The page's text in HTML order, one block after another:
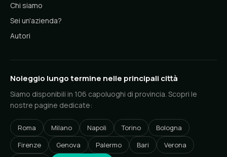
Chi siamo
Sei un'azienda?
Autori
Noleggio lungo termine nelle principali città
Siamo disponibili in 106 capoluoghi di provincia. Scopri le
nostre pagine dedicate:
Roma Milano Napoli Torino
Bologna
Firenze
Genova Palermo Bari
Verona